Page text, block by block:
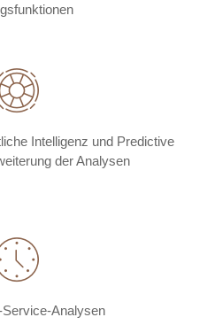
Intelligenz und Predictive
der Analysen
Service-Analysen